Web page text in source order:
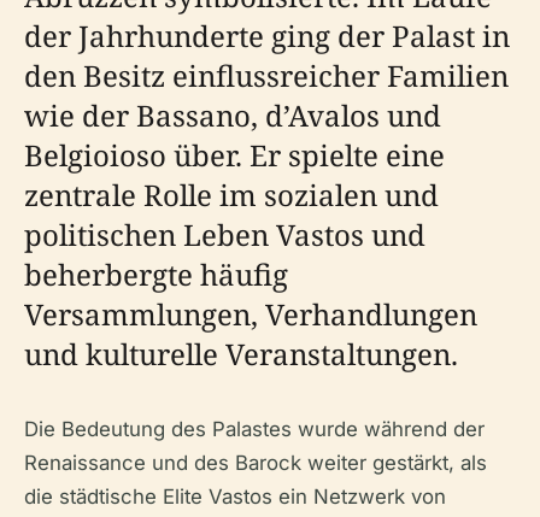
der Jahrhunderte ging der Palast in
den Besitz einflussreicher Familien
wie der Bassano, d’Avalos und
Belgioioso über. Er spielte eine
zentrale Rolle im sozialen und
politischen Leben Vastos und
beherbergte häufig
Versammlungen, Verhandlungen
und kulturelle Veranstaltungen.
Die Bedeutung des Palastes wurde während der
Renaissance und des Barock weiter gestärkt, als
die städtische Elite Vastos ein Netzwerk von